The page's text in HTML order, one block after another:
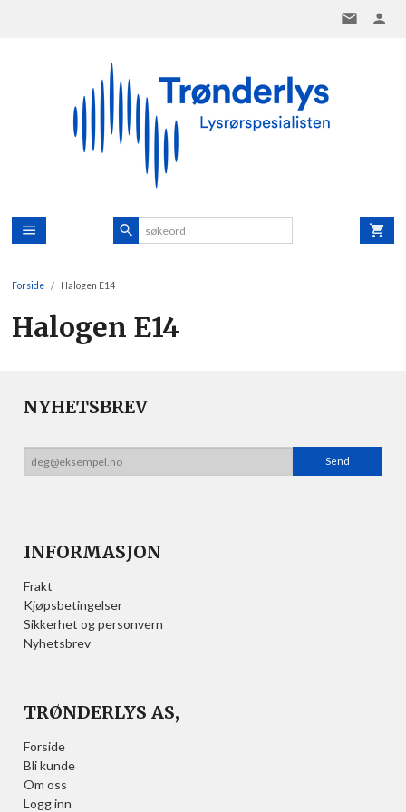
Forside Halogen E14
Halogen E14
NYHETSBREV
INFORMASJON
Frakt
Kjøpsbetingelser
Sikkerhet og personvern
Nyhetsbrev
TRØNDERLYS AS,
Forside
Bli kunde
Om oss
Logg inn